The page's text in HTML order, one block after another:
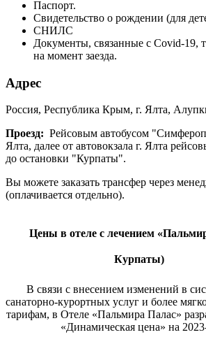
Паспорт.
Свидетельство о рождении (для
СНИЛС
Документы, связанные с Covid-19,
на момент заезда.
Адрес
Россия, Республика Крым, г. Ялта,
Проезд: Рейсовым автобусом
Ялта, далее от автовокзала г. Ялта
до остановки "Курпаты".
Вы можете заказать трансфер через
(оплачивается отдельно).
Цены в отеле с лечением
Курпаты)
В связи с внесением изменений в
санаторно-курортных услуг и более
тарифам, в Отеле «Пальмира Палас»
«Динамическая цена» на